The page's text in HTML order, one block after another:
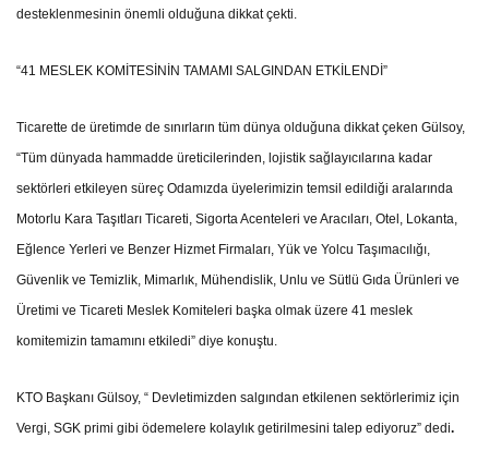
desteklenmesinin önemli olduğuna dikkat çekti.
“41 MESLEK KOMİTESİNİN TAMAMI SALGINDAN ETKİLENDİ”
Ticarette de üretimde de sınırların tüm dünya olduğuna dikkat çeken Gülsoy,
“Tüm dünyada hammadde üreticilerinden, lojistik sağlayıcılarına kadar
sektörleri etkileyen süreç Odamızda üyelerimizin temsil edildiği aralarında
Motorlu Kara Taşıtları Ticareti, Sigorta Acenteleri ve Aracıları, Otel, Lokanta,
Eğlence Yerleri ve Benzer Hizmet Firmaları, Yük ve Yolcu Taşımacılığı,
Güvenlik ve Temizlik, Mimarlık, Mühendislik, Unlu ve Sütlü Gıda Ürünleri ve
Üretimi ve Ticareti Meslek Komiteleri başka olmak üzere 41 meslek
komitemizin tamamını etkiledi” diye konuştu.
KTO Başkanı Gülsoy, “ Devletimizden salgından etkilenen sektörlerimiz için
Vergi, SGK primi gibi ödemelere kolaylık getirilmesini talep ediyoruz” dedi.